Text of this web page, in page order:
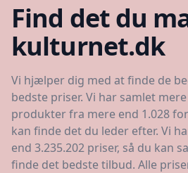
Find det du
kulturnet.dk
Vi hjælper dig med at finde de
bedste priser. Vi har samlet mere
produkter fra mere end 1.028
kan finde det du leder efter. Vi
end 3.235.202 priser, så du kan
finde det bedste tilbud. Alle